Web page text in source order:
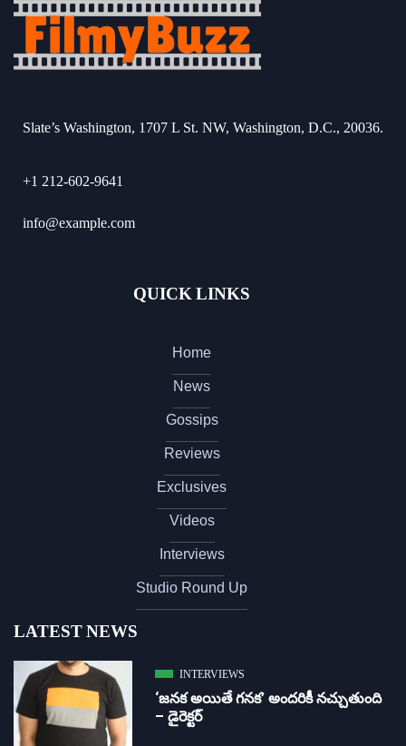
Slate’s Washington, 1707 L St. NW, Washington, D.C., 20036.
+1 212-602-9641
info@example.com
QUICK LINKS
Home
News
Gossips
Reviews
Exclusives
Videos
Interviews
Studio Round Up
LATEST NEWS
INTERVIEWS
‘జ‌న‌క అయితే గ‌న‌క‌’ అందరికీ నచ్చుతుంది
– డైరెక్ట‌ర్